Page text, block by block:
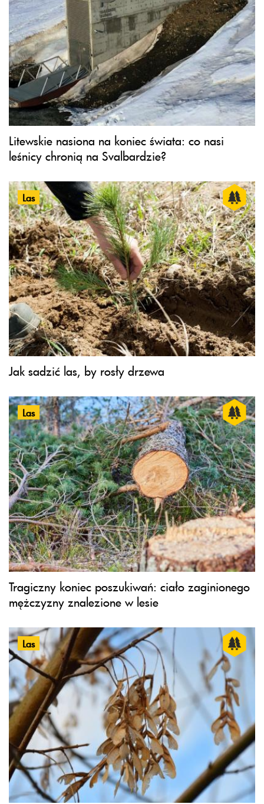
Litewskie nasiona na koniec świata: co nasi
leśnicy chronią na Svalbardzie?
Las
Jak sadzić las, by rosły drzewa
Las
Tragiczny koniec poszukiwań: ciało zaginionego
mężczyzny znalezione w lesie
Las